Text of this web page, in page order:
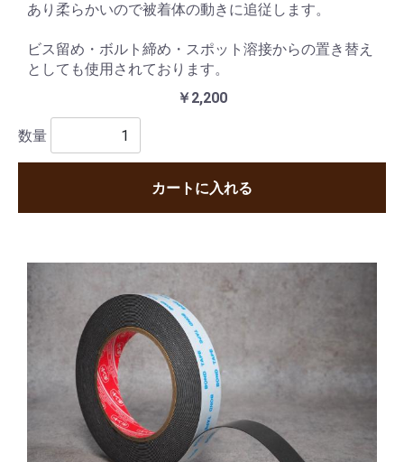
あり柔らかいので被着体の動きに追従します。
ビス留め・ボルト締め・スポット溶接からの置き替え
としても使用されております。
￥2,200
数量
カートに入れる